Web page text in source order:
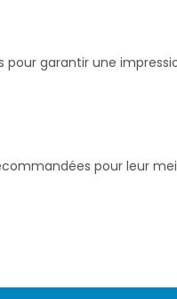
pour garantir une
pour leur